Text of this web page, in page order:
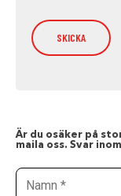
Är du osäker på
maila oss. Svar